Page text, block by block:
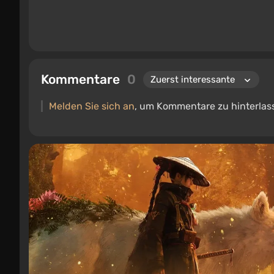
Kommentare 0
Melden Sie sich an, um Kommentare zu